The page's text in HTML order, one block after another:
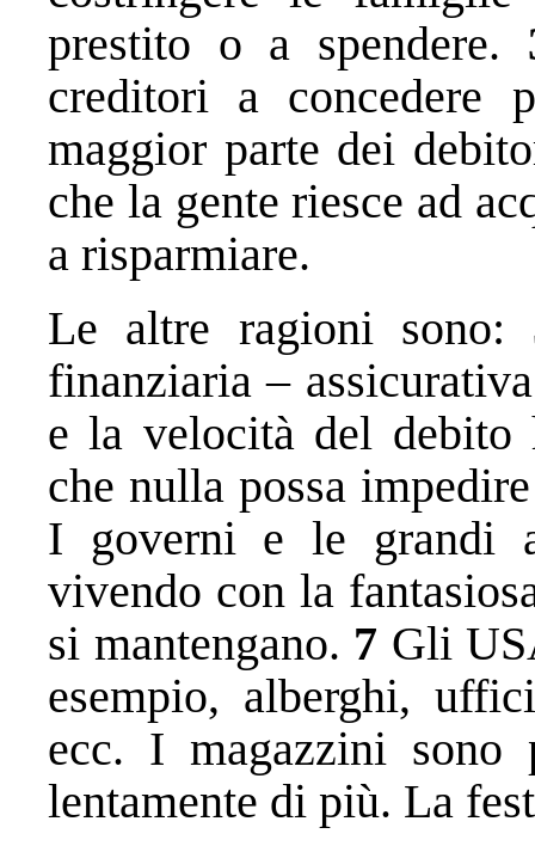
prestito o a spendere.
creditori a concedere
maggior parte dei
che la gente riesce ad
a risparmiare.
Le altre ragioni sono:
finanziaria –
e la velocità del debito
che nulla possa
I governi e le grandi
vivendo con la
si mantengano. 7 Gli
esempio, alberghi,
ecc. I magazzini sono
lentamente di più. La